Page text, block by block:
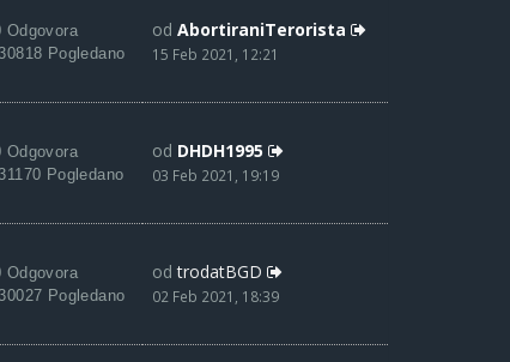
Odgovora
30818 Pogledano
od AbortiraniTerorista
15 Feb 2021, 12:21
Odgovora
31170 Pogledano
od DHDH1995
03 Feb 2021, 19:19
Odgovora
30027 Pogledano
odtrodatBGD
02 Feb 2021, 18:39